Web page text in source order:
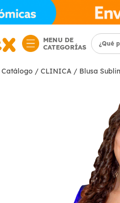
MENU DE
CATEGORÍAS
Catálogo / CLINICA / Blusa